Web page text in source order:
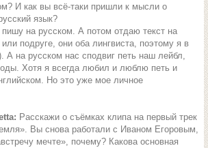
И как вы всё-таки пришли к мысли о
язык?
пишу на русском. А потом отдаю текст на
подруге, они оба лингвиста, поэтому я в
А на русском нас сподвиг петь наш лейбл,
Хотя я всегда любил и люблю петь и
Но это уже мое личное
Расскажи о съёмках клипа на первый трек
Вы снова работали с Иваном Егоровым,
мечте», почему? Какова основная